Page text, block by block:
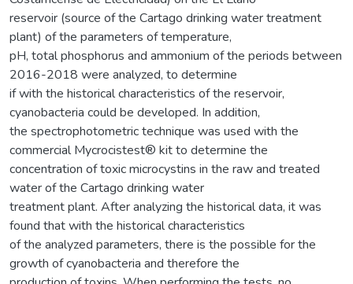
reservoir (source of the Cartago drinking water treatment
plant) of the parameters of temperature,
pH, total phosphorus and ammonium of the periods between
2016-2018 were analyzed, to determine
if with the historical characteristics of the reservoir,
cyanobacteria could be developed. In addition,
the spectrophotometric technique was used with the
commercial Mycrocistest® kit to determine the
concentration of toxic microcystins in the raw and treated
water of the Cartago drinking water
treatment plant. After analyzing the historical data, it was
found that with the historical characteristics
of the analyzed parameters, there is the possible for the
growth of cyanobacteria and therefore the